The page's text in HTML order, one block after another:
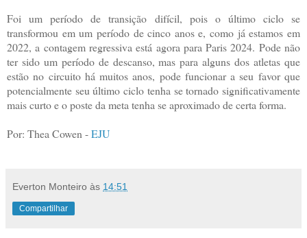
Foi um período de transição difícil, pois o último ciclo se
transformou em um período de cinco anos e, como já estamos em
2022, a contagem regressiva está agora para Paris 2024. Pode não
ter sido um período de descanso, mas para alguns dos atletas que
estão no circuito há muitos anos, pode funcionar a seu favor que
potencialmente seu último ciclo tenha se tornado significativamente
mais curto e o poste da meta tenha se aproximado de certa forma.
Por: Thea Cowen -EJU
Everton Monteiro às 14:51
Compartilhar